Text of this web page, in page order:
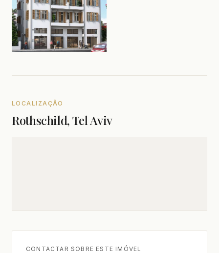
LOCALIZAÇÃO
Rothschild, Tel Aviv
CONTACTAR SOBRE ESTE IMÓVEL